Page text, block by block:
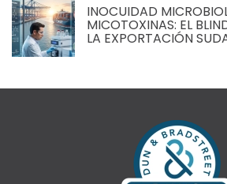
INOCUIDAD
MICOTOXINAS: EL
LA EXPORTACIÓN